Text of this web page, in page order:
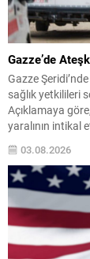
Gazze’de
Gazze
sağlık yetkilileri
Açıklamaya
yaralının intikal
bu yana
Resmi verilere
03.08.2026